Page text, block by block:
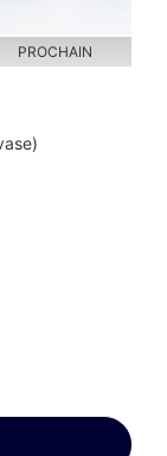
PROCHAIN